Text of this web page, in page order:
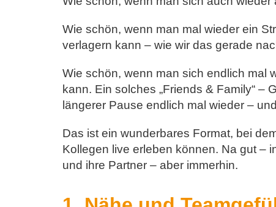
Wie schön, wenn man mal wieder ein
verlagern kann – wie wir das gerade
Wie schön, wenn man sich endlich mal
kann. Ein solches „Friends & Family“ –
längerer Pause endlich mal wieder –
Das ist ein wunderbares Format, bei
Kollegen live erleben können. Na gut –
und ihre Partner – aber immerhin.